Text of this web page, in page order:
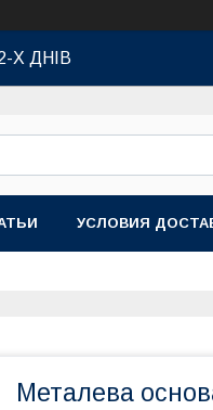
Х ДНІВ
УСЛОВИЯ
Металева